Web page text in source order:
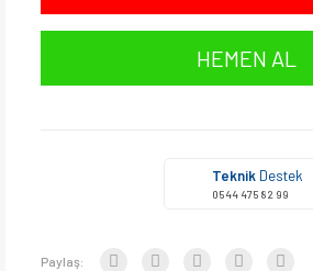
HEMEN AL
Teknik Destek
0544 475 82 99
Paylaş: